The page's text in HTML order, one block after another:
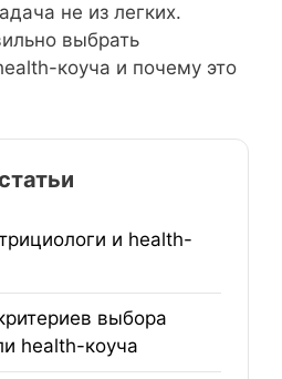
не из легких.
выбрать
коуча и почему это
и health-
выбора
health-коуча